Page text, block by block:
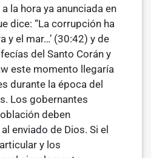
la hora ya anunciada en
dice: “La corrupción ha
y el mar…’ (30:42) y de
del Santo Corán y
este momento llegaría
durante la época del
Los gobernantes
deben
enviado de Dios. Si el
y los